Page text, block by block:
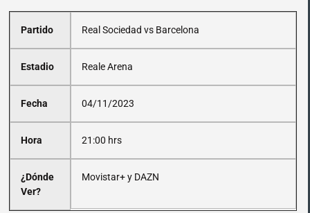
Partido
Estadio
Fecha
Hora
¿Dónde
Ver?
Real Sociedad vs Barcelona
Reale Arena
04/11/2023
21:00 hrs
Movistar+ y DAZN